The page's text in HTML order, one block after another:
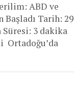
ABD ve
Başladı Tarih: 29
Süresi: 3 dakika
Ortadoğu’da